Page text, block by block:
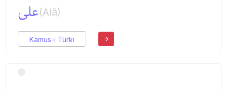
علی(Alâ)
Kamus-ı Türki